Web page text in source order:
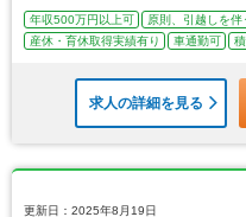
年収500万円以上可 原則、引越しを伴
産休・育休取得実績有り
車通勤可
求人の詳細を見る
更新日：2025年8月19日